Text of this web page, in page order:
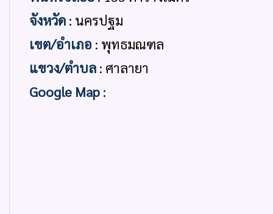
จังหวัด : นครปฐม
เขต/อำเภอ : พุทธมณฑล
แขวง/ตำบล : ศาลายา
Google Map :